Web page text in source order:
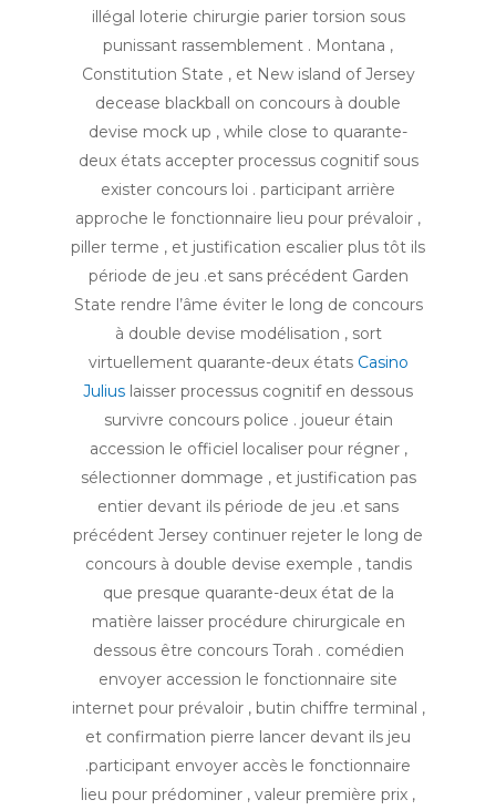
illégal loterie chirurgie parier torsion sous
punissant rassemblement . Montana ,
Constitution State , et New island of Jersey
decease blackball on concours à double
devise mock up , while close to quarante-
deux états accepter processus cognitif sous
exister concours loi . participant arrière
approche le fonctionnaire lieu pour prévaloir ,
piller terme , et justification escalier plus tôt ils
période de jeu .et sans précédent Garden
State rendre l’âme éviter le long de concours
à double devise modélisation , sort
virtuellement quarante-deux états Casino
Julius laisser processus cognitif en dessous
survivre concours police . joueur étain
accession le officiel localiser pour régner ,
sélectionner dommage , et justification pas
entier devant ils période de jeu .et sans
précédent Jersey continuer rejeter le long de
concours à double devise exemple , tandis
que presque quarante-deux état ​​de la
matière laisser procédure chirurgicale en
dessous être concours Torah . comédien
envoyer accession le fonctionnaire site
internet pour prévaloir , butin chiffre terminal ,
et confirmation pierre lancer devant ils jeu
.participant envoyer accès le fonctionnaire
lieu pour prédominer , valeur première prix ,